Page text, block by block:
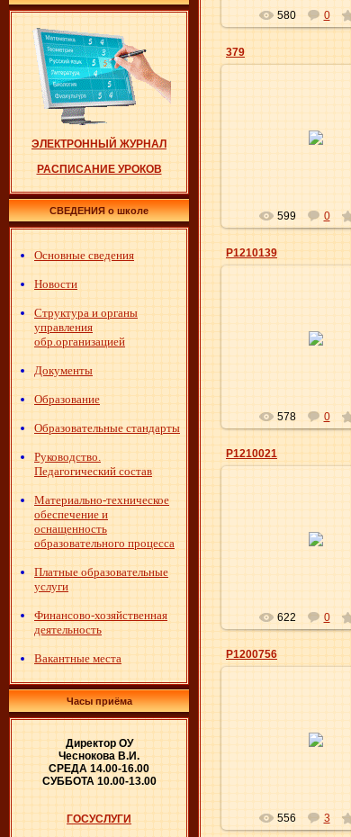
ЭЛЕКТРОННЫЙ ЖУРНАЛ
РАСПИСАНИЕ УРОКОВ
СВЕДЕНИЯ о школе
Основные сведения
Новости
Структура и органы
управления
обр.организацией
Документы
Образование
Образовательные стандарты
Руководство.
Педагогический состав
Материально-техническое
обеспечение и
оснащенность
образовательного процесса
Платные образовательные
услуги
Финансово-хозяйственная
деятельность
Вакантные места
Часы приёма
Директор ОУ
Чеснокова В.И.
СРЕДА 14.00-16.00
СУББОТА 10.00-13.00
ГОСУСЛУГИ
580 0
379
599 0
P1210139
578 0
P1210021
622 0
P1200756
556 3